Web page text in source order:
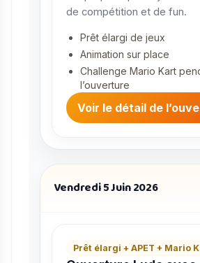
de compétition et de fun.
Prêt élargi de jeux
Animation sur place
Challenge Mario Kart
l’ouverture
Voir le détail de
Vendredi 5 Juin 2026
Prêt élargi + APET + Mario